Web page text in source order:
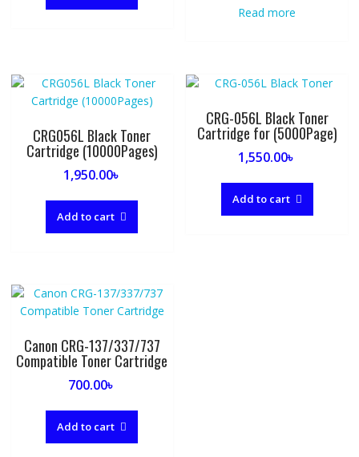
Read more
CRG056L Black Toner
Cartridge (10000Pages)
1,950.00৳
Add to cart
CRG-056L Black Toner
Cartridge for (5000Page)
1,550.00৳
Add to cart
Canon CRG-137/337/737
Compatible Toner Cartridge
700.00৳
Add to cart